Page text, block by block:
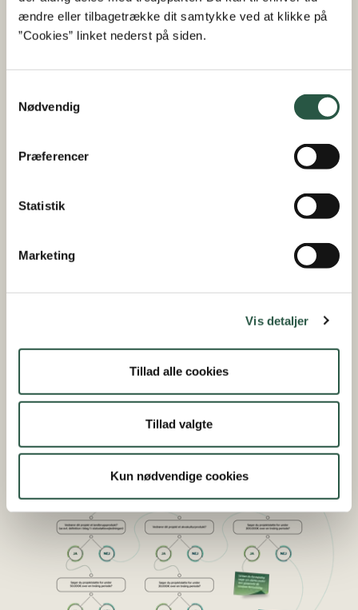
ændre eller tilbagetrække dit samtykke ved at klikke på
”Cookies” linket nederst på siden.
Nødvendig
Præferencer
Statistik
Marketing
Vis detaljer
Tillad alle cookies
Tillad valgte
Kun nødvendige cookies
nedenstående blot er til vejledning, samt at det altid
påhviler ansøger, at orientere sig i gældende regler for
området. Disse regler fremgår af Plantefondens
Flerårig strategi
Årsberetning 2024